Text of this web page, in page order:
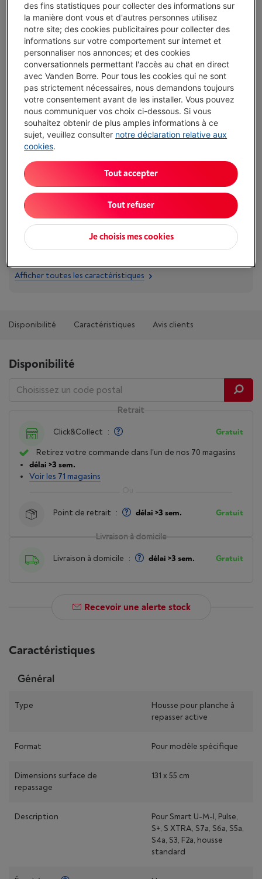
Délai >3 sem.-Voir le stock
€ 59,99
Comparer
Atouts
Afficher toutes les caractéristiques
Disponibilité Caractéristiques Avis clients
Disponibilité
Livraison à domicile
Livraison à domicile : délai >3 sem. Gratuit
Retrait
Click&Collect : Gratuit
Retirez votre commande dans l'un de nos 70 magasins
délai >3 sem.
Voir les 71 magasins
Point de retrait : délai >3 sem. Gratuit
Recevoir une alerte stock
Caractéristiques
Général
Type
Housse pour planche à
repasser active
Format Pour modèle spécifique
Dimensions surface de
repassage
131 x 55 cm
Description
Pour Smart U-M-I, Pulse,
S+, S XTRA, S7a, S6a, S5a,
S4a, S3, F2a, housse
standard
des fins statistiques pour collecter des informations sur
la manière dont vous et d'autres personnes utilisez
notre site; des cookies publicitaires pour collecter des
informations sur votre comportement sur internet et
personnaliser nos annonces; et des cookies
conversationnels permettant l'accès au chat en direct
avec Vanden Borre. Pour tous les cookies qui ne sont
pas strictement nécessaires, nous demandons toujours
votre consentement avant de les installer. Vous pouvez
nous communiquer vos choix ci-dessous. Si vous
souhaitez obtenir de plus amples informations à ce
sujet, veuillez consulter notre déclaration relative aux
cookies.
Je choisis mes cookies
Tout refuser
Tout accepter